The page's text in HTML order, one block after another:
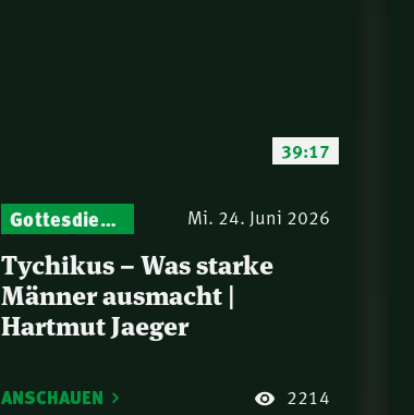
39:17
Gottesdienst-Botschaften – Jeden Sonntag neu: Aktuelle Predigten vom Mitternachtsruf Mi. 24. Juni 2026
Tychikus – Was starke
Männer ausmacht |
Hartmut Jaeger
ANSCHAUEN 2214